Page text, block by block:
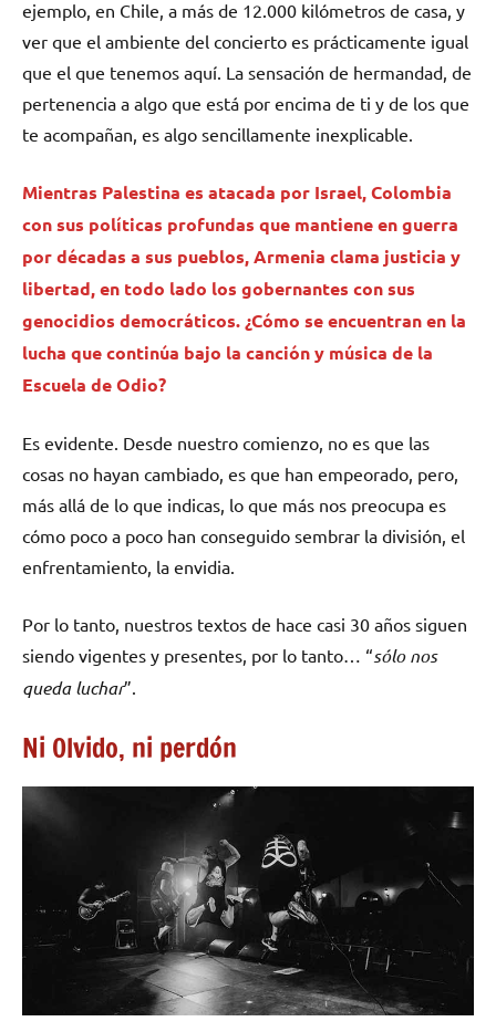
ejemplo, en Chile, a más de 12.000 kilómetros de casa, y
ver que el ambiente del concierto es prácticamente igual
que el que tenemos aquí. La sensación de hermandad, de
pertenencia a algo que está por encima de ti y de los que
te acompañan, es algo sencillamente inexplicable.
Mientras Palestina es atacada por Israel, Colombia
con sus políticas profundas que mantiene en guerra
por décadas a sus pueblos, Armenia clama justicia y
libertad, en todo lado los gobernantes con sus
genocidios democráticos. ¿Cómo se encuentran en la
lucha que continúa bajo la canción y música de la
Escuela de Odio?
Es evidente. Desde nuestro comienzo, no es que las
cosas no hayan cambiado, es que han empeorado, pero,
más allá de lo que indicas, lo que más nos preocupa es
cómo poco a poco han conseguido sembrar la división, el
enfrentamiento, la envidia.
Por lo tanto, nuestros textos de hace casi 30 años siguen
siendo vigentes y presentes, por lo tanto… “sólo nos
queda luchar”.
Ni Olvido, ni perdón